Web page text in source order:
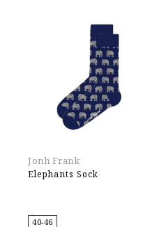
Jonh Frank
Elephants Sock
40-46